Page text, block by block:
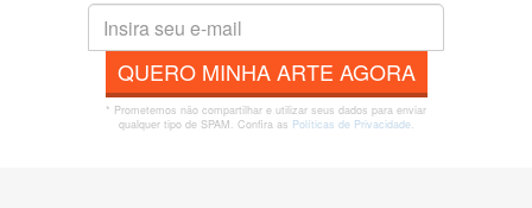
QUERO MINHA ARTE AGORA
* Prometemos não compartilhar e utilizar seus dados para enviar
qualquer tipo de SPAM. Confira as Políticas de Privacidade.